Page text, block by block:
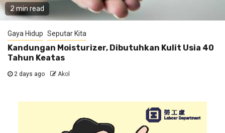
2 min read
Gaya Hidup Seputar Kita
Kandungan Moisturizer, Dibutuhkan Kulit Usia 40
Tahun Keatas
2 days ago Akol